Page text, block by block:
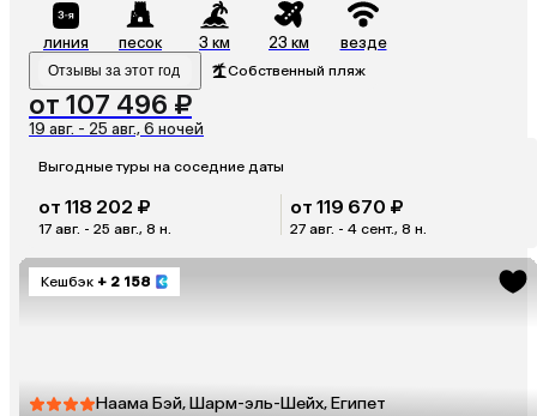
линия песок 3 км 23 км везде
Отзывы за этот год Собственный пляж
от 107 496 ₽
19 авг. - 25 авг., 6 ночей
Выгодные туры на соседние даты
от 118 202 ₽
17 авг. - 25 авг., 8 н.
от 119 670 ₽
27 авг. - 4 сент., 8 н.
Кешбэк + 2 158
Наама Бэй, Шарм-эль-Шейх, Египет